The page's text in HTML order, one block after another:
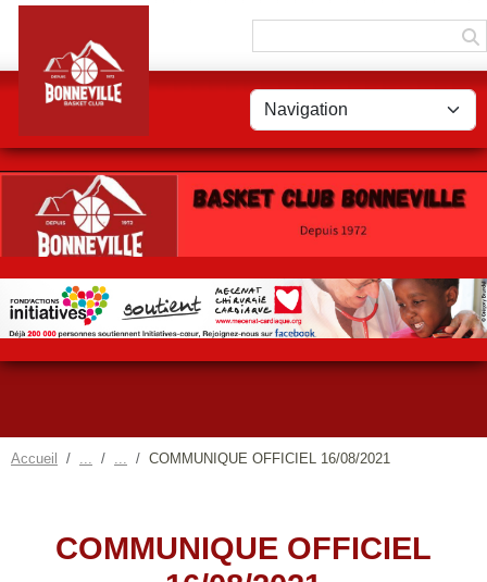
Accueil COMMUNIQUE OFFICIEL 16/08/2021
COMMUNIQUE OFFICIEL